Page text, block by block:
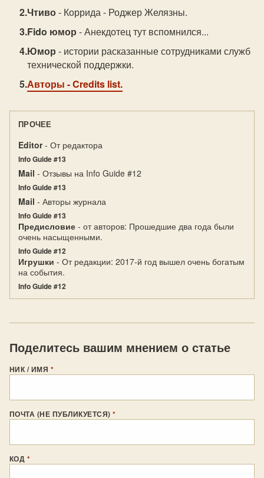
Чтиво- Коррида - Роджер Желязны.
Fido юмор - Анекдотец тут вспомнился...
Юмор - истории расказанные сотрудниками служб
технической поддержки.
Авторы - Credits list.
ПРОЧЕЕ
Editor- От редактора
Info Guide #13
Mail - Отзывы на Info Guide #12
Info Guide #13
Mail - Авторы журнала
Info Guide #13
Предисловие - от авторов: Прошедшие два года были
очень насыщенными.
Info Guide #12
Игрушки - От редакции: 2017-й год вышел очень богатым
на события.
Info Guide #12
Поделитесь вашим мнением о статье
НИК / ИМЯ *
ПОЧТА (НЕ ПУБЛИКУЕТСЯ)*
КОД *